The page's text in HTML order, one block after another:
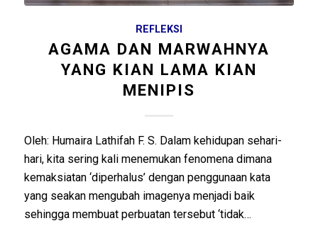
REFLEKSI
AGAMA DAN MARWAHNYA
YANG KIAN LAMA KIAN
MENIPIS
Oleh: Humaira Lathifah F. S. Dalam kehidupan sehari-
hari, kita sering kali menemukan fenomena dimana
kemaksiatan ‘diperhalus’ dengan penggunaan kata
yang seakan mengubah imagenya menjadi baik
sehingga membuat perbuatan tersebut ‘tidak…